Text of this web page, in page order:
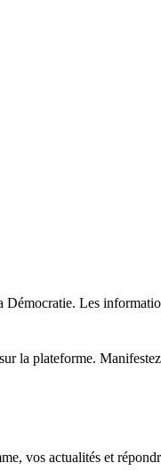
Démocratie. Les
la plateforme.
vos actualités et